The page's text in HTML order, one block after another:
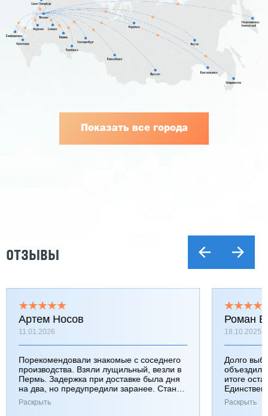
Показать все города
ОТЗЫВЫ
Артем Носов
11.01.2026
Порекомендовали знакомые с соседнего
производства. Взяли лущильный, везли в
Пермь. Задержка при доставке была дня
на два, но предупредили заранее. Станок
работает хорошо, к качеству вопросов нет.
Раскрыть
Роман
18.10.2025
Долго
итоге
Раскрыть